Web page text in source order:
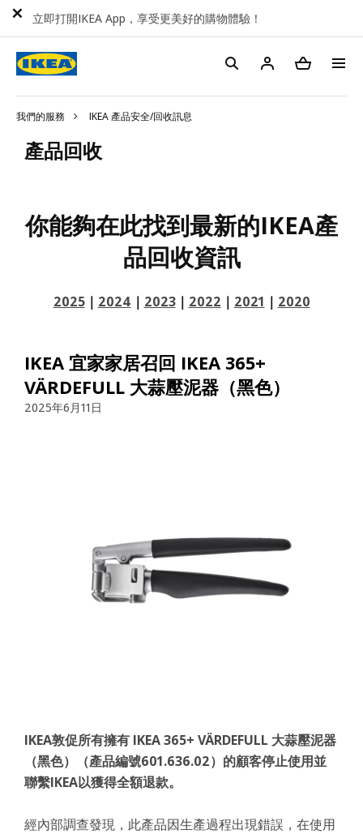
我們的服務 IKEA 產品安全/回收訊息
產品回收
你能夠在此找到最新的IKEA產
品回收資訊
2025｜ 2024 ｜ 2023｜ 2022 ｜ 2021 ｜ 2020
IKEA 宜家家居召回 IKEA 365+
VÄRDEFULL 大蒜壓泥器（黑色）
2025年6月11日
IKEA敦促所有擁有 IKEA 365+ VÄRDEFULL 大蒜壓泥器
（黑色）（產品編號601.636.02）的顧客停止使用並
聯繫IKEA以獲得全額退款。
經內部調查發現，此產品因生產過程出現錯誤，在使用
立即打開IKEA App，享受更美好的購物體驗！